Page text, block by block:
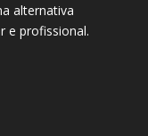
alternativa
e profissional.